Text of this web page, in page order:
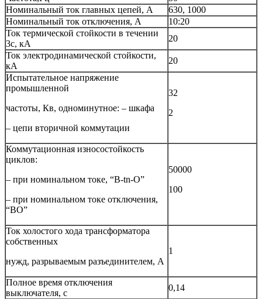
Номинальный ток главных цепей, А
630, 1000
Номинальный ток отключения, А
10:20
Ток термической стойкости в течении
3с, кА
20
Ток электродинамической стойкости,
кА
20
Испытательное напряжение
промышленной
частоты, Кв, одноминутное: – шкафа
– цепи вторичной коммутации
32
2
Коммутационная износостойкость
циклов:
– при номинальном токе, “B-tn-O”
– при номинальном токе отключения,
“ВО”
50000
100
Ток холостого хода трансформатора
собственных
нужд, разрываемым разъединителем, А
1
Полное время отключения
выключателя, с
0,14